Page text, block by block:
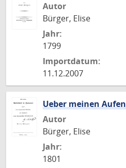
Autor
Bürger, Elise
Jahr:
1799
Importdatum:
11.12.2007
Ueber meinen
Autor
Bürger, Elise
Jahr:
1801